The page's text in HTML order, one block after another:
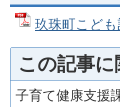
玖珠町こど
この記事
子育て健康支援